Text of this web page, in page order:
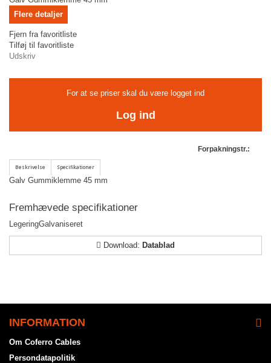
Flere detaljer
Fjern fra favoritliste
Tilføj til favoritliste
Udskriv
For at se priser skal du være logget ind
Log ind
Forpakningstr.:
Galv Gummiklemme 45 mm
Fremhævede specifikationer
LegeringGalvaniseret
Download: Datablad
INFORMATION
Om Coferro Cables
Persondatapolitik